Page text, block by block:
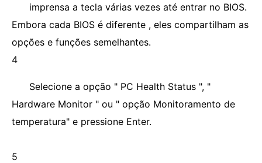
imprensa a tecla várias vezes até entrar no BIOS.
Embora cada BIOS é diferente , eles compartilham as
opções e funções semelhantes.
4
Selecione a opção " PC Health Status ", "
Hardware Monitor " ou " opção Monitoramento de
temperatura" e pressione Enter.
5